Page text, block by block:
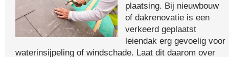
plaatsing. Bij nieuwbouw
of dakrenovatie is een
verkeerd geplaatst
leiendak erg gevoelig voor
waterinsijpeling of windschade. Laat dit daarom over